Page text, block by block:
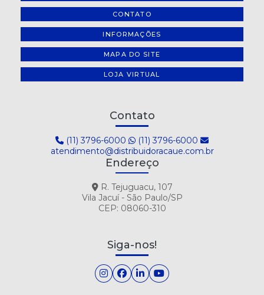
CONTATO
INFORMAÇÕES
MAPA DO SITE
LOJA VIRTUAL
Contato
(11) 3796-6000
(11) 3796-6000
atendimento@distribuidoracaue.com.br
Endereço
R. Tejuguacu, 107
Vila Jacuí - São Paulo/SP
CEP: 08060-310
Siga-nos!